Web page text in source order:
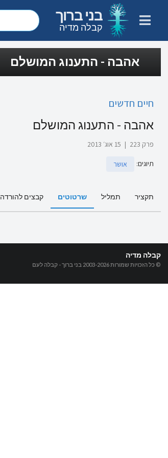
בני ברוך
קבלה מדיה
אהבה - התענוג המושלם
חיים חדשים
אהבה - התענוג המושלם
פרק 223 | 15 אוג׳ 2013
תיוגים: אושר
תקציר תמליל שרטוטים קבצים להורדה
קבלה מדיה
© כל הזכויות שמורות 2003-2026 בני ברוך - קבלה לעם